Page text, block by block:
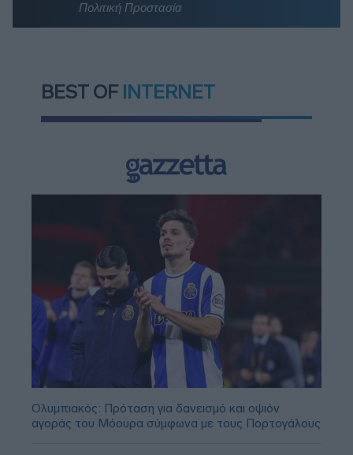
Πολιτική Προστασία
BEST OF INTERNET
Ολυμπιακός: Πρόταση για δανεισμό και οψιόν
αγοράς του Μόουρα σύμφωνα με τους Πορτογάλους